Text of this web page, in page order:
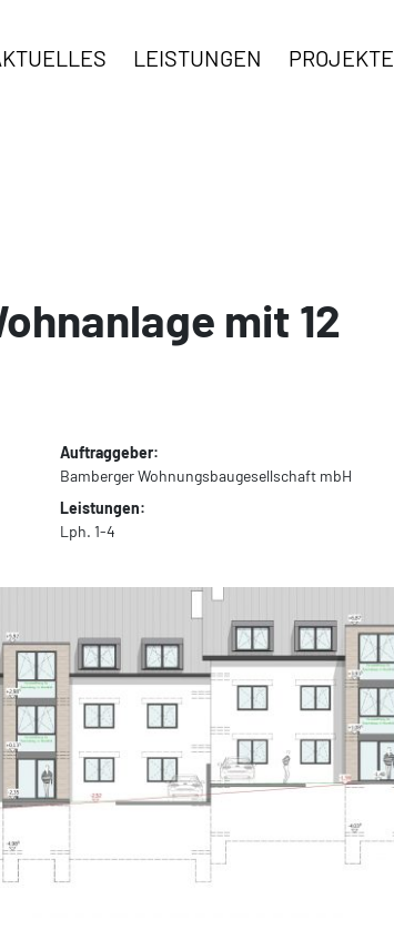
LEISTUNGEN PROJEKTE
mit 12
Auftraggeber:
Bamberger Wohnungsbaugesellschaft mbH
Leistungen:
Lph. 1-4